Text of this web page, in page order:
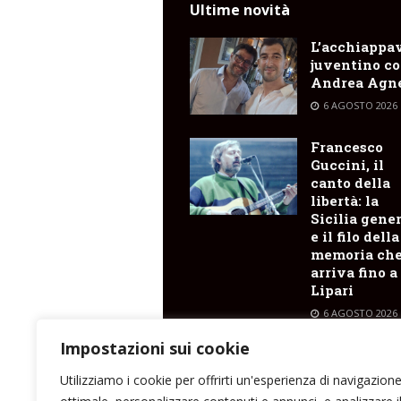
Impostazioni sui cookie
Utilizziamo i cookie per offrirti un'esperienza di navigazione
Ultime novità
juventino
Andrea
6 AGOSTO 2026
Francesco
Guccini, il
canto della
libertà: la
Sicilia
e il filo della
memoria
arriva fino a
Lipari
6 AGOSTO 2026
marittimi :
il Costanza